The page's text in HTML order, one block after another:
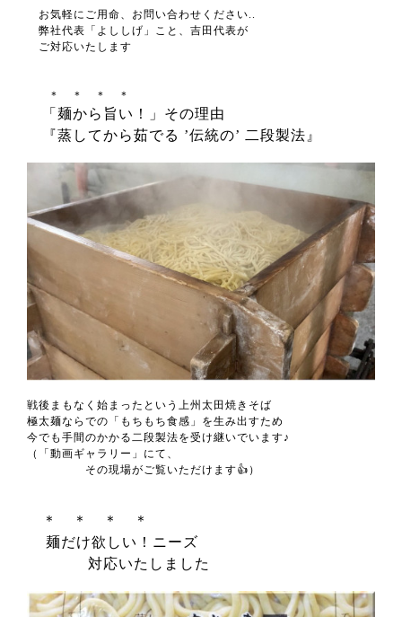
お気軽にご用命、お問い合わせください..
弊社代表「よししげ」こと、吉田代表が
ご対応いたします
＊ ＊ ＊ ＊
「麺から旨い！」その理由
『蒸してから茹でる ’伝統の’ 二段製法』
戦後まもなく始まったという上州太田焼きそば
極太麺ならでの「もちもち食感」を生み出すため
今でも手間のかかる二段製法を受け継いでいます♪
（「動画ギャラリー」にて、
その現場がご覧いただけます👍）
＊ ＊ ＊ ＊
麺だけ欲しい！ニーズ
対応いたしました